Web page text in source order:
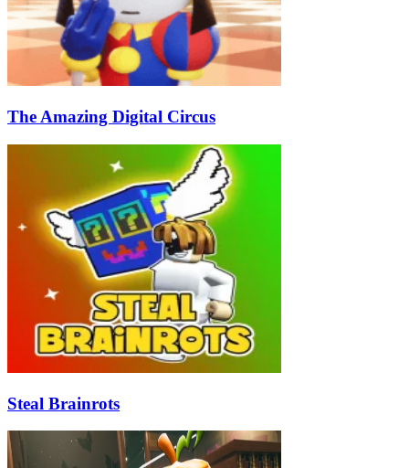
The Amazing Digital Circus
Steal Brainrots